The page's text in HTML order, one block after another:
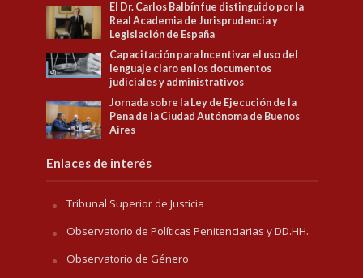
El Dr. Carlos Balbín fue distinguido por la
Real Academia de Jurisprudencia y
Legislación de España
Capacitación para Incentivar el uso del
lenguaje claro en los documentos
judiciales y administrativos
Jornada sobre la Ley de Ejecución de la
Pena de la Ciudad Autónoma de Buenos
Aires
Enlaces de interés
Tribunal Superior de Justicia
Observatorio de Políticas Penitenciarias y DD.HH.
Observatorio de Género